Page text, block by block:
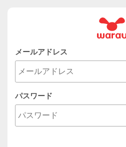
メールアドレス
パスワード